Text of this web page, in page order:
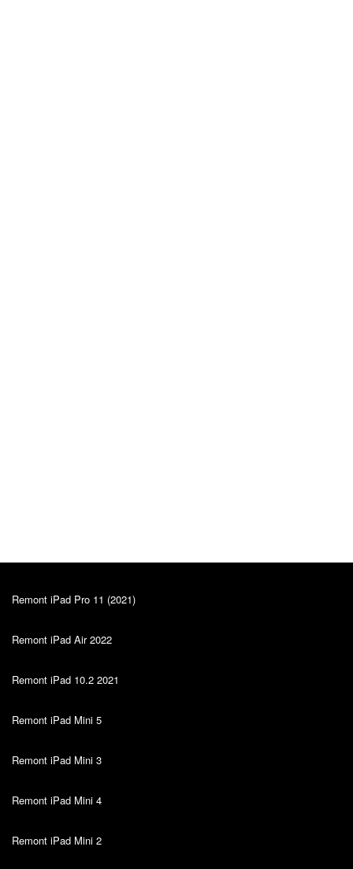
Remont iPad Pro 11 (2021)
Remont iPad Air 2022
Remont iPad 10.2 2021
Remont iPad Mini 5
Remont iPad Mini 3
Remont iPad Mini 4
Remont iPad Mini 2